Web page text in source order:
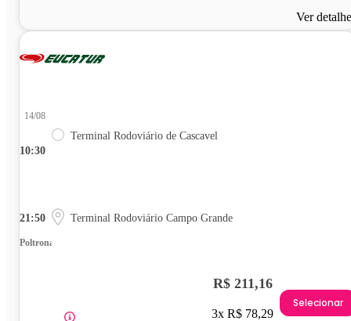
Ver
10:30
14/08
Terminal Rodoviário de Cascavel
21:50 Terminal Rodoviário Campo Grande
Poltrona
R$ 211,16
3x R$ 78,29
Selecionar